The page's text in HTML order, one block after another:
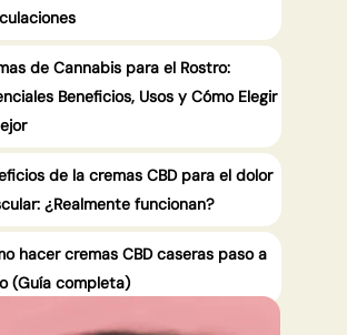
de Cannabis para el Rostro:
Beneficios, Usos y Cómo Elegir
de la cremas CBD para el dolor
¿Realmente funcionan?
hacer cremas CBD caseras paso a
(Guía completa)